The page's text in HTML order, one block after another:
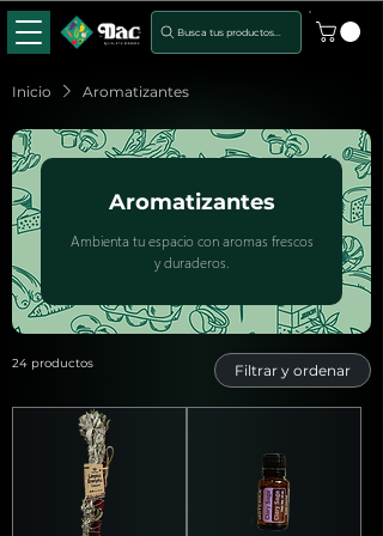
Busca tus productos...
Inicio Aromatizantes
Aromatizantes
Ambienta tu espacio con aromas frescos
y duraderos.
24 productos Filtrar y ordenar